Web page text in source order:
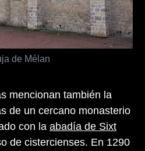
mencionan también la
de un cercano monasterio
con la abadía de Sixt
de cistercienses. En 1290
de Mélan